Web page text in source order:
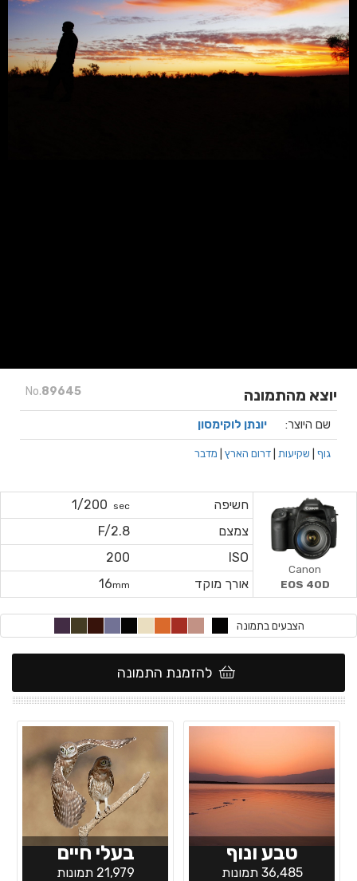
No.89645 יוצא מהתמונה
שם היוצר: יונתן לוקימסון
גוף שקיעות דרום הארץ מדבר
חשיפה sec
1/200
צמצם
F/2.8
ISO
200
אורך מוקד
16mm
Canon
EOS 40D
הצבעים בתמונה
להזמנת התמונה
טבע ונוף
36,485 תמונות
בעלי חיים
21,979 תמונות